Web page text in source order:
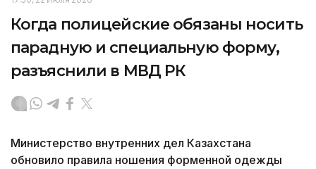
Когда полицейские обязаны носить
парадную и специальную форму,
разъяснили в МВД РК
Министерство внутренних дел Казахстана
обновило правила ношения форменной одежды